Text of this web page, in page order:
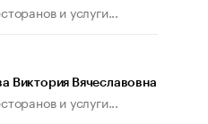
и услуги...
Виктория Вячеславовна
и услуги...